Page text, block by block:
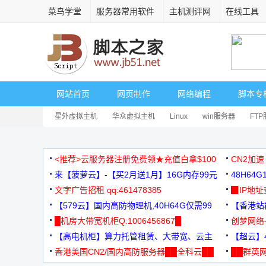
菜鸟学堂 服务器常用软件 主机测评网 在线工具
网站首页 网页制作 网络编程 脚本专
星外虚拟主机 华众虚拟主机 Linux win服务器 FTP
<推荐>云服务器注册免费领★充值白拿$100
CN2加
来【菠萝云】-【买2月送1月】16G内存99元
3000+
文字广告招租 qq:461478385
▉IP地
【579云】国内高防物理机,40H64G仅需99
元
【香港
█机房大带宽机柜Q:1006456867█
创梦网
88元/月
【高电机柜】算力托管租赁、大带宽、云主
机
【超云
香港美国CN2/国内高防服务器██全科云██
██群英